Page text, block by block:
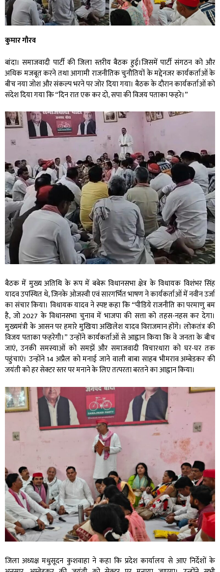
कुमार गौरव
बांदा। समाजवादी पार्टी की जिला स्तरीय बैठक हुई।जिसमें पार्टी संगठन को और
अधिक मजबूत करने तथा आगामी राजनीतिक चुनौतियों के मद्देनजर कार्यकर्ताओं के
बीच नया जोश और संकल्प भरने पर जोर दिया गया। बैठक के दौरान कार्यकर्ताओं को
संदेश दिया गया कि “दिन रात एक कर दो, सपा की विजय पताका फहरे।”
बैठक में मुख्य अतिथि के रूप में बबेरू विधानसभा क्षेत्र के विधायक विशंभर सिंह
यादव उपस्थित थे, जिनके ओजस्वी एवं सारगर्भित भाषण ने कार्यकर्ताओं में नवीन उर्जा
का संचार किया। विधायक यादव ने स्पष्ट कहा कि “पीडिये राजनीति का परमाणु बम
है, जो 2027 के विधानसभा चुनाव में भाजपा की सत्ता को तहस-नहस कर देगा।
मुख्यमंत्री के आसन पर हमारे मुखिया अखिलेश यादव विराजमान होंगे। लोकतंत्र की
विजय पताका फहरेगी।” उन्होंने कार्यकर्ताओं से आह्वान किया कि वे जनता के बीच
जाएं, उनकी समस्याओं को समझें और समाजवादी विचारधारा को घर-घर तक
पहुंचाएं। उन्होंने 14 अप्रैल को मनाई जाने वाली बाबा साहब भीमराव अम्बेडकर की
जयंती को हर सेक्टर स्तर पर मनाने के लिए तत्परता बरतने का आह्वान किया।
जिला अध्यक्ष मधुसूदन कुशवाहा ने कहा कि प्रदेश कार्यालय से आए निर्देशों के